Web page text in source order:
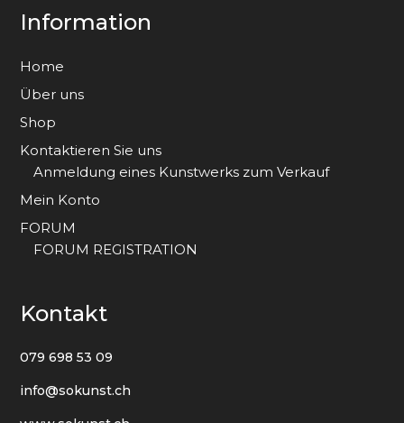
Information
Home
Über uns
Shop
Kontaktieren Sie uns
Anmeldung eines Kunstwerks zum Verkauf
Mein Konto
FORUM
FORUM REGISTRATION
Kontakt
079 698 53 09
info@sokunst.ch